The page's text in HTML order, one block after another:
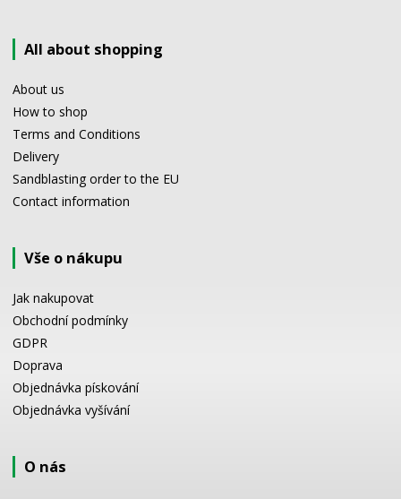
All about shopping
About us
How to shop
Terms and Conditions
Delivery
Sandblasting order to the EU
Contact information
Vše o nákupu
Jak nakupovat
Obchodní podmínky
GDPR
Doprava
Objednávka pískování
Objednávka vyšívání
O nás